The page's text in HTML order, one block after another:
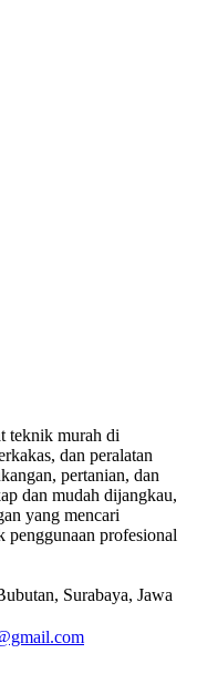
teknik murah di
dan peralatan
pertanian, dan
dan mudah dijangkau,
yang mencari
penggunaan profesional
Surabaya, Jawa